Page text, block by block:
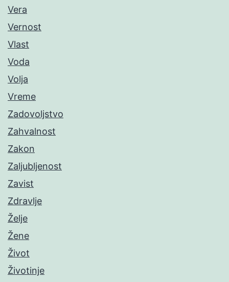
Vera
Vernost
Vlast
Voda
Volja
Vreme
Zadovoljstvo
Zahvalnost
Zakon
Zaljubljenost
Zavist
Zdravlje
Želje
Žene
Život
Životinje